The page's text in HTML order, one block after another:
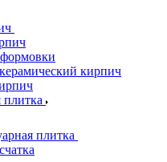
кирпич
плитка
плитка